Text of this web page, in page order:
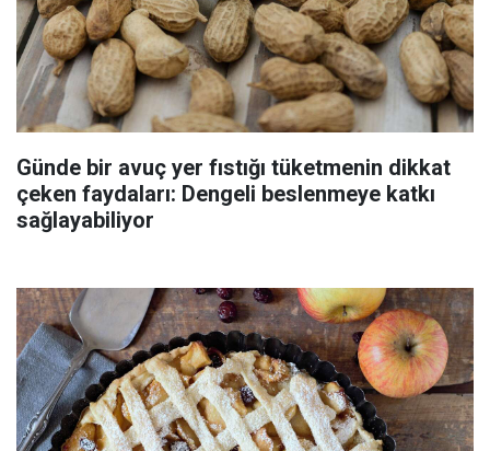
Günde bir avuç yer fıstığı tüketmenin dikkat
çeken faydaları: Dengeli beslenmeye katkı
sağlayabiliyor